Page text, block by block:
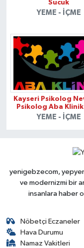
Sucuk
YEME - İÇME
Kayseri Psikolog
Psikolog Aba Klinik
YEME - İÇME
yenigebzecom,
ve modernizmi bir
insanlara haber
Nöbetçi Eczaneler
Hava Durumu
Namaz Vakitleri